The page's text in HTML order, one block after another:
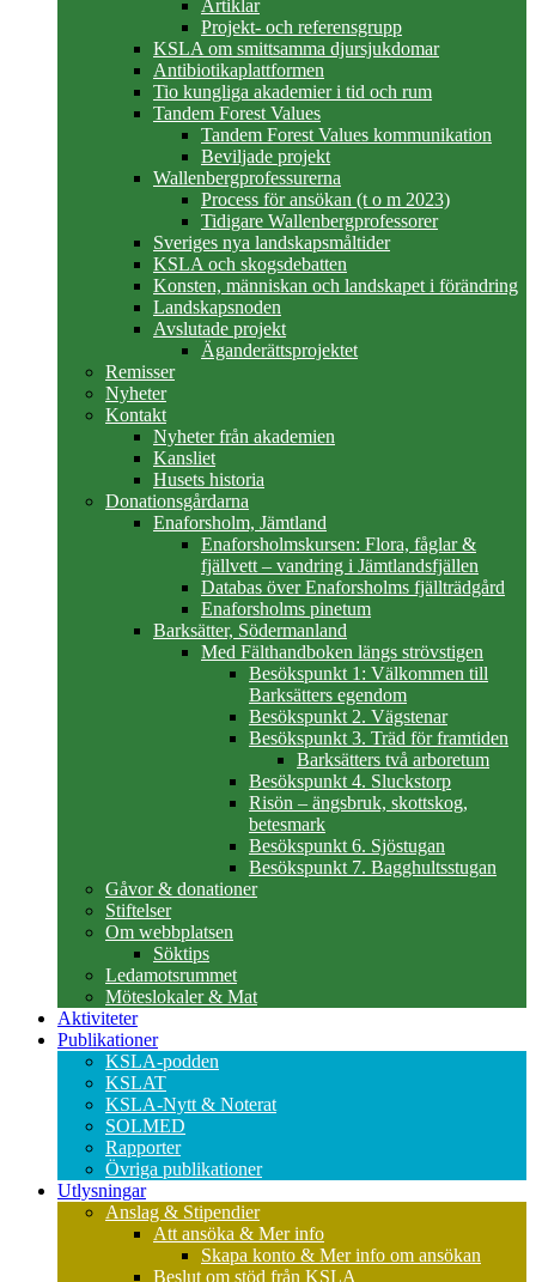
Artiklar
Projekt- och referensgrupp
KSLA om smittsamma djursjukdomar
Antibiotikaplattformen
Tio kungliga akademier i tid och rum
Tandem Forest Values
Tandem Forest Values kommunikation
Beviljade projekt
Wallenbergprofessurerna
Process för ansökan (t o m 2023)
Tidigare Wallenbergprofessorer
Sveriges nya landskapsmåltider
KSLA och skogsdebatten
Konsten, människan och landskapet i förändring
Landskapsnoden
Avslutade projekt
Äganderättsprojektet
Remisser
Nyheter
Kontakt
Nyheter från akademien
Kansliet
Husets historia
Donationsgårdarna
Enaforsholm, Jämtland
Enaforsholmskursen: Flora, fåglar &
fjällvett – vandring i Jämtlandsfjällen
Databas över Enaforsholms fjällträdgård
Enaforsholms pinetum
Barksätter, Södermanland
Med Fälthandboken längs strövstigen
Besökspunkt 1: Välkommen till
Barksätters egendom
Besökspunkt 2. Vägstenar
Besökspunkt 3. Träd för framtiden
Barksätters två arboretum
Besökspunkt 4. Sluckstorp
Risön – ängsbruk, skottskog,
betesmark
Besökspunkt 6. Sjöstugan
Besökspunkt 7. Bagghultsstugan
Gåvor & donationer
Stiftelser
Om webbplatsen
Söktips
Ledamotsrummet
Möteslokaler & Mat
Aktiviteter
Publikationer
KSLA-podden
KSLAT
KSLA-Nytt & Noterat
SOLMED
Rapporter
Övriga publikationer
Utlysningar
Anslag & Stipendier
Att ansöka & Mer info
Skapa konto & Mer info om ansökan
Beslut om stöd från KSLA